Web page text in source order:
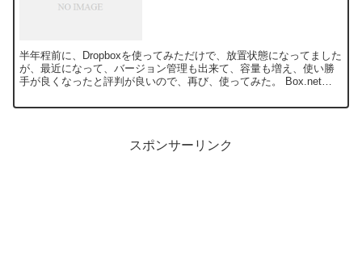
半年程前に、Dropboxを使ってみただけで、放置状態になってました
が、最近になって、バージョン管理も出来て、容量も増え、使い勝
手が良くなったと評判が良いので、再び、使ってみた。 Box.netを
スポンサーリンク